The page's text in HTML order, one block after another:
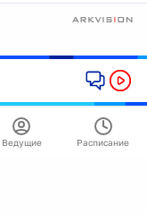
Ведущие Расписание